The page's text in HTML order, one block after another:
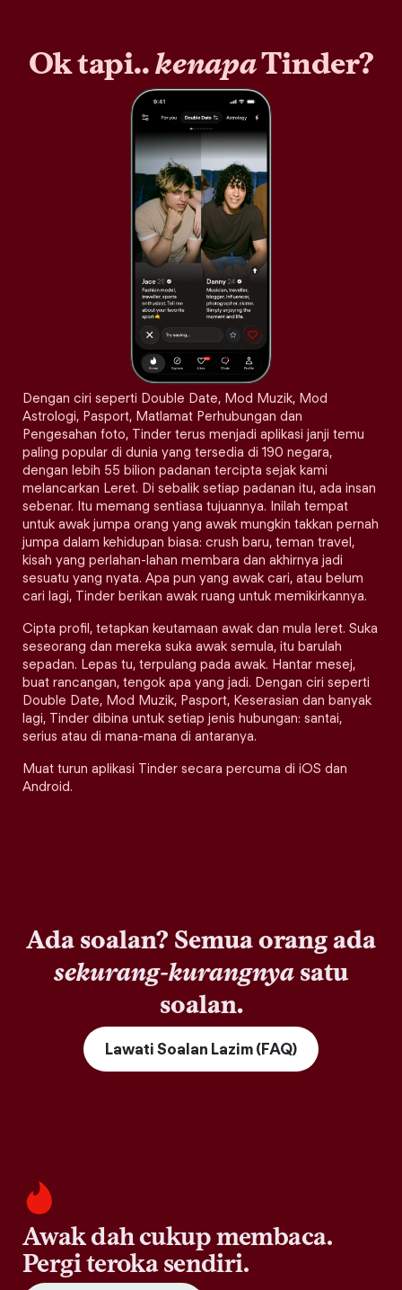
Ok tapi..kenapaTinder?
Dengan ciri seperti Double Date, Mod Muzik, Mod
Astrologi, Pasport, Matlamat Perhubungan dan
Pengesahan foto, Tinder terus menjadi aplikasi janji temu
paling popular di dunia yang tersedia di 190 negara,
dengan lebih 55 bilion padanan tercipta sejak kami
melancarkan Leret. Di sebalik setiap padanan itu, ada insan
sebenar. Itu memang sentiasa tujuannya. Inilah tempat
untuk awak jumpa orang yang awak mungkin takkan pernah
jumpa dalam kehidupan biasa: crush baru, teman travel,
kisah yang perlahan-lahan membara dan akhirnya jadi
sesuatu yang nyata. Apa pun yang awak cari, atau belum
cari lagi, Tinder berikan awak ruang untuk memikirkannya.
Cipta profil, tetapkan keutamaan awak dan mula leret. Suka
seseorang dan mereka suka awak semula, itu barulah
sepadan. Lepas tu, terpulang pada awak. Hantar mesej,
buat rancangan, tengok apa yang jadi. Dengan ciri seperti
Double Date, Mod Muzik, Pasport, Keserasian dan banyak
lagi, Tinder dibina untuk setiap jenis hubungan: santai,
serius atau di mana-mana di antaranya.
Muat turun aplikasi Tinder secara percuma di iOS dan
Android.
Ada soalan? Semua orang ada
sekurang-kurangnya satu
soalan.
Lawati Soalan Lazim (FAQ)
Awak dah cukup membaca.
Pergi teroka sendiri.